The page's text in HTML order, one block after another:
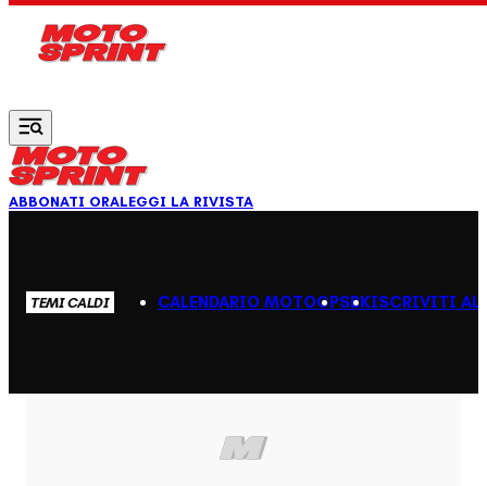
ABBONATI ORALEGGI LA RIVISTA
TEMI CALDI CALENDARIO MOTOGPSBKISCRIVITI AL